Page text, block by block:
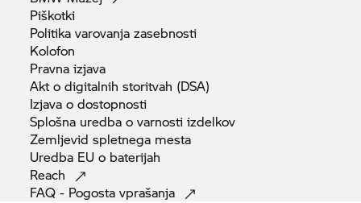
Piškotki
Politika varovanjazasebnosti
Kolofon
Pravnaizjava
Akt o digitalnih storitvah (DSA)
Izjava odostopnosti
Splošna uredba o varnostiizdelkov
Zemljevid spletnega mesta
Uredba EU o baterijah
Reach
FAQ - Pogostavprašanja